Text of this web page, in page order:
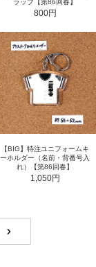
ラップ【第86回春】
800円
【BIG】特注ユニフォームキ
ーホルダー（名前・背番号入
れ）【第86回春】
1,050円